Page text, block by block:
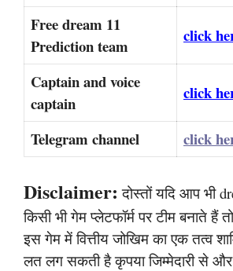
Free dream 11
Prediction team
click
Captain and voice
captain
click
Telegram channel click
Disclaimer: दोस्तों यदि आप भी
किसी भी गेम प्लेटफॉर्म पर टीम बनाते हैं
इस गेम में वित्तीय जोखिम का एक तत्व
लत लग सकती है कृपया जिम्मेदारी से